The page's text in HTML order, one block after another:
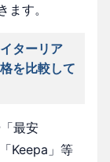
す。
ターリア
を比較して
最安
Keepa」等